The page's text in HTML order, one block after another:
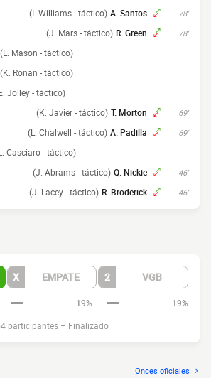
78'
A. Santos
(I. Williams - táctico)
78'
R. Green
(J. Mars - táctico)
(L. Mason - táctico)
(K. Ronan - táctico)
Jolley - táctico)
69'
T. Morton
(K. Javier - táctico)
69'
A. Padilla
(L. Chalwell - táctico)
Casciaro - táctico)
46'
Q. Nickie
(J. Abrams - táctico)
46'
R. Broderick
(J. Lacey - táctico)
X EMPATE 2 VGB
19%
19%
participantes – Finalizado
Onces oficiales